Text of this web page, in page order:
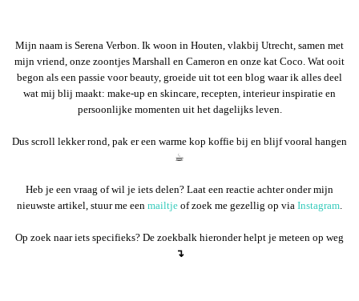
Mijn naam is Serena Verbon. Ik woon in Houten, vlakbij Utrecht, samen met
mijn vriend, onze zoontjes Marshall en Cameron en onze kat Coco. Wat ooit
begon als een passie voor beauty, groeide uit tot een blog waar ik alles deel
wat mij blij maakt: make-up en skincare, recepten, interieur inspiratie en
persoonlijke momenten uit het dagelijks leven.
Dus scroll lekker rond, pak er een warme kop koffie bij en blijf vooral hangen
☕︎
Heb je een vraag of wil je iets delen? Laat een reactie achter onder mijn
nieuwste artikel, stuur me een mailtje of zoek me gezellig op via Instagram.
Op zoek naar iets specifieks? De zoekbalk hieronder helpt je meteen op weg
↴